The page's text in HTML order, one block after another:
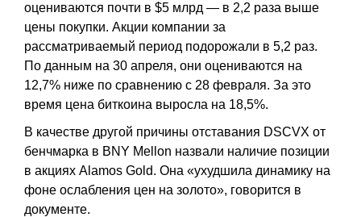
оцениваются почти в $5 млрд — в 2,2 раза выше
цены покупки. Акции компании за
рассматриваемый период подорожали в 5,2 раз.
По данным на 30 апреля, они оцениваются на
12,7% ниже по сравнению с 28 февраля. За это
время цена биткоина выросла на 18,5%.
В качестве другой причины отставания DSCVX от
бенчмарка в BNY Mellon назвали наличие позиции
в акциях Alamos Gold. Она «ухудшила динамику на
фоне ослабления цен на золото», говорится в
документе.